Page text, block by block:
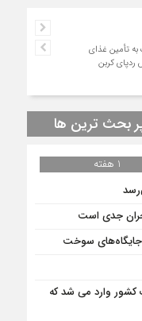
تأمین غذای
کربن
بحث ترین ها
1 هفته
جدی است
جایگاه‌های سوخت
کشور وارد می شد که